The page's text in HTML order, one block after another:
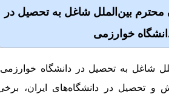
محترم بین‌­الملل شاغل به تحصیل در
خوارزمی
شاغل به تحصیل در دانشگاه خوارزمی،
تحصیل در دانشگاه­‌های ایران، برخی